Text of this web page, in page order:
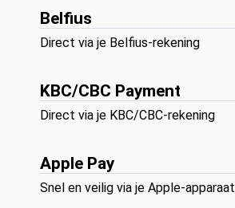
Belfius
Direct via je Belfius-rekening
KBC/CBC Payment
Direct via je KBC/CBC-rekening
Apple Pay
Snel en veilig via je Apple-apparaat